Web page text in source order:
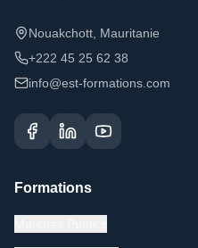
Nouakchott, Mauritanie
+222 45 25 62 38
info@est-formations.com
Formations